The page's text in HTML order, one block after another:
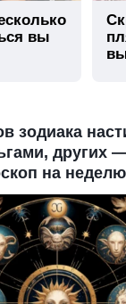
вы
зодиака
других
на